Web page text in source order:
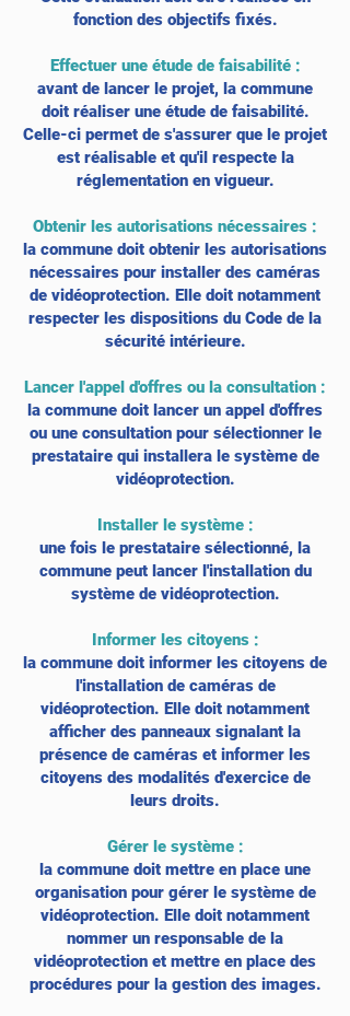
fonction des objectifs fixés.
Effectuer une étude de faisabilité:
avant de lancer le projet, la commune
doit réaliser une étude de faisabilité.
Celle-ci permet de s'assurer que le projet
est réalisable et qu'il respecte la
réglementation en vigueur.
Obtenir les autorisations nécessaires :
la commune doit obtenir les autorisations
nécessaires pour installer des caméras
de vidéoprotection. Elle doit notamment
respecter les dispositions du Code de la
sécurité intérieure.
Lancer l'appel d'offres ou la consultation :
la commune doit lancer un appel d'offres
ou une consultation pour sélectionner le
prestataire qui installera le système de
vidéoprotection.
Installer le système :
une fois le prestataire sélectionné, la
commune peut lancer l'installation du
système de vidéoprotection.
Informer les citoyens:
la commune doit informer les citoyens de
l'installation de caméras de
vidéoprotection. Elle doit notamment
afficher des panneaux signalant la
présence de caméras et informer les
citoyens des modalités d'exercice de
leurs droits.
Gérer le système:
la commune doit mettre en place une
organisation pour gérer le système de
vidéoprotection. Elle doit notamment
nommer un responsable de la
vidéoprotection et mettre en place des
procédures pour la gestion des images.